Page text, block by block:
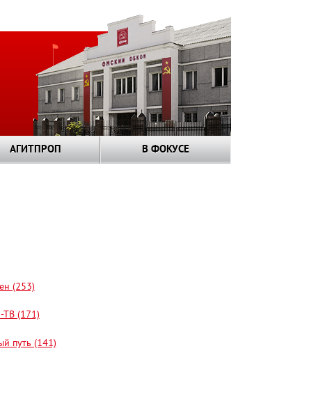
АГИТПРОП В ФОКУСЕ
(253)
ТВ (171)
путь (141)